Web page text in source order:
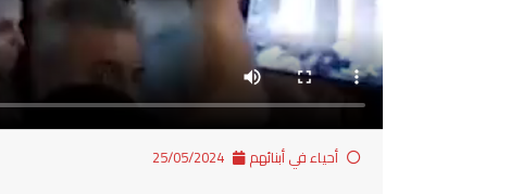
أحياء في أبنائهم